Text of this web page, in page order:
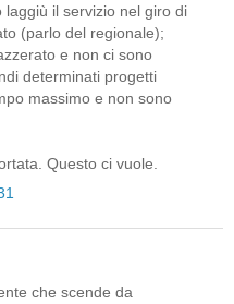
il servizio nel giro di
(parlo del regionale);
e non ci sono
determinati progetti
massimo e non sono
Questo ci vuole.
che scende da